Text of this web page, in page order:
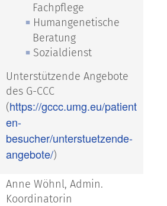
Fachpflege
Humangenetische
Beratung
Sozialdienst
Unterstützende Angebote
des G-CCC
(https://gccc.umg.eu/patient
en-
besucher/unterstuetzende-
angebote/)
Anne Wöhnl, Admin.
Koordinatorin